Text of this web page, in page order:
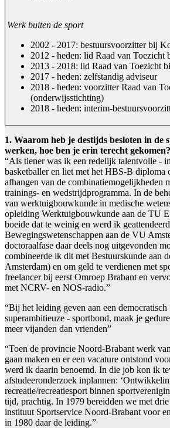
Werk buiten de sport
2002 - 2017: bestuursvoorzitter bij
2012 - heden: lid Raad van
2013 - 2018: lid Raad van Toezicht
2017 - heden: zelfstandig adviseur
2018 - heden: voorzitter Raad van
(onderwijsstichting)
2018 - heden: interim-
1. Waarom heb je destijds besloten in de
werken, hoe ben je erin terecht gekomen?
“Als tiener was ik een redelijk talentvolle -
basketballer en liet met het HBS-B diploma
afhangen van de combinatiemogelijkheden
trainings- en wedstrijdprogramma. In de
van werktuigbouwkunde in medische
opleiding Werktuigbouwkunde aan de TU
boeide dat te weinig en werd ik
Bewegingswetenschappen aan de VU
doctoraalfase daar deels nog uitgevonden
combineerde ik dit met Bestuurskunde aan
Amsterdam) en om geld te verdienen met
freelancer bij eerst Omroep Brabant en
met NCRV- en NOS-radio.”
“Bij het leiding geven aan een
superambitieuze - sportbond, maak je
meer vijanden dan vrienden”
“Toen de provincie Noord-Brabant werk
gaan maken en er een vacature ontstond
werd ik daarin benoemd. In die job kon ik
afstudeeronderzoek inplannen:
recreatie/recreatiesport binnen
tijd, prachtig. In 1979 bereidden we met drie
instituut Sportservice Noord-Brabant voor
in 1980 daar de leiding.”